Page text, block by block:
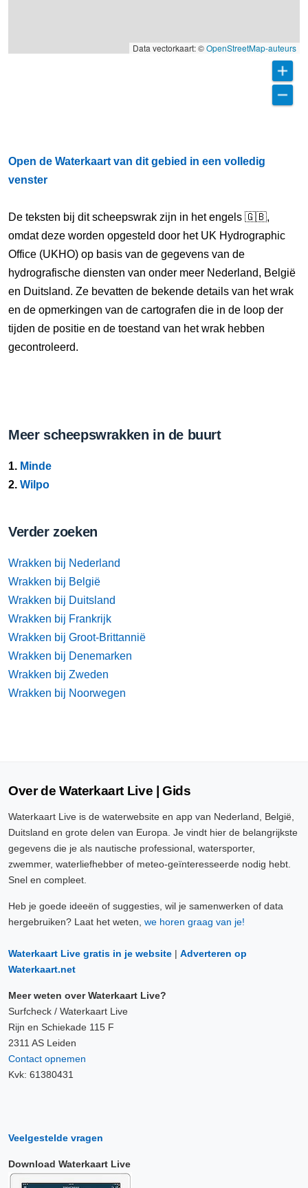
Data vectorkaart: ©OpenStreetMap-auteurs
Open de Waterkaart van dit gebied in een volledig
venster
De teksten bij dit scheepswrak zijn in het engels 🇬🇧,
omdat deze worden opgesteld door het UK Hydrographic
Office (UKHO) op basis van de gegevens van de
hydrografische diensten van onder meer Nederland, België
en Duitsland. Ze bevatten de bekende details van het wrak
en de opmerkingen van de cartografen die in de loop der
tijden de positie en de toestand van het wrak hebben
gecontroleerd.
Meer scheepswrakken in de buurt
1. Minde
2. Wilpo
Verder zoeken
Wrakken bij Nederland
Wrakken bij België
Wrakken bij Duitsland
Wrakken bij Frankrijk
Wrakken bij Groot-Brittannië
Wrakken bij Denemarken
Wrakken bij Zweden
Wrakken bij Noorwegen
Over de Waterkaart Live | Gids
Waterkaart Live is de waterwebsite en app van Nederland, België,
Duitsland en grote delen van Europa. Je vindt hier de belangrijkste
gegevens die je als nautische professional, watersporter,
zwemmer, waterliefhebber of meteo-geïnteresseerde nodig hebt.
Snel en compleet.
Heb je goede ideeën of suggesties, wil je samenwerken of data
hergebruiken? Laat het weten, we horen graag van je!
Waterkaart Live gratis in je website | Adverteren op
Waterkaart.net
Meer weten over Waterkaart Live?
Surfcheck / Waterkaart Live
Rijn en Schiekade 115 F
2311 AS Leiden
Contact opnemen
Kvk: 61380431
Veelgestelde vragen
Download Waterkaart Live